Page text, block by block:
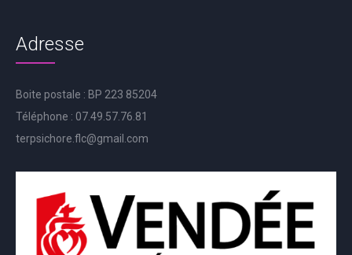
Adresse
Boite postale : BP 223 85204
Téléphone : 07.49.57.76.81
terpsichore.flc@gmail.com